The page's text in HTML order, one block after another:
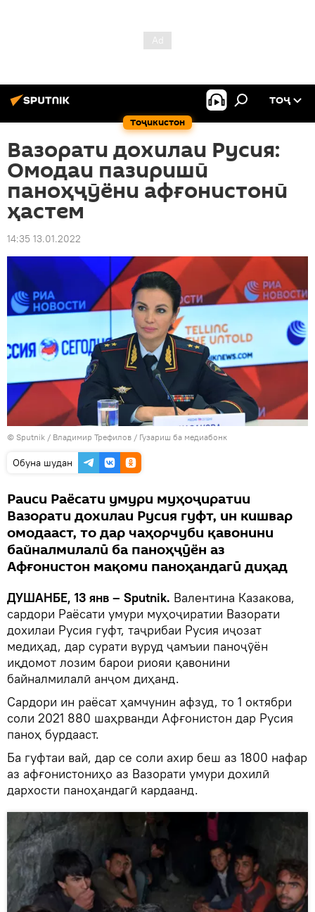
Тоҷикистон
ТОҶ
Вазорати дохилаи Русия:
Омодаи пазиришӣ
паноҳҷӯёни афғонистонӣ
ҳастем
14:35 13.01.2022
© Sputnik / Владимир Трефилов / Гузариш ба медиабонк
Обуна шудан
Раиси Раёсати умури муҳоҷиратии
Вазорати дохилаи Русия гуфт, ин кишвар
омодааст, то дар чаҳорчуби қавонини
байналмилалӣ ба паноҳҷӯён аз
Афғонистон мақоми паноҳандагӣ диҳад
ДУШАНБЕ, 13 янв – Sputnik. Валентина Казакова,
сардори Раёсати умури муҳоҷиратии Вазорати
дохилаи Русия гуфт, таҷрибаи Русия иҷозат
медиҳад, дар сурати вуруд ҷамъии паноҷӯён
иқдомот лозим барои риояи қавонини
байналмилалӣ анҷом диҳанд.
Сардори ин раёсат ҳамчунин афзуд, то 1 октябри
соли 2021 880 шаҳрванди Афғонистон дар Русия
паноҳ бурдааст.
Ба гуфтаи вай, дар се соли ахир беш аз 1800 нафар
аз афғонистониҳо аз Вазорати умури дохилӣ
дархости паноҳандагӣ кардаанд.